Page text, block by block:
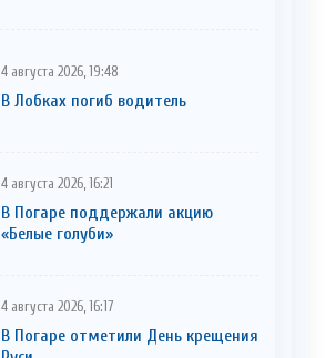
4 августа 2026, 19:48
В Лобках погиб водитель
4 августа 2026, 16:21
В Погаре поддержали акцию
«Белые голуби»
4 августа 2026, 16:17
В Погаре отметили День крещения